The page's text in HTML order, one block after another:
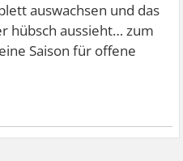
auswachsen und das
hübsch aussieht… zum
Saison für offene